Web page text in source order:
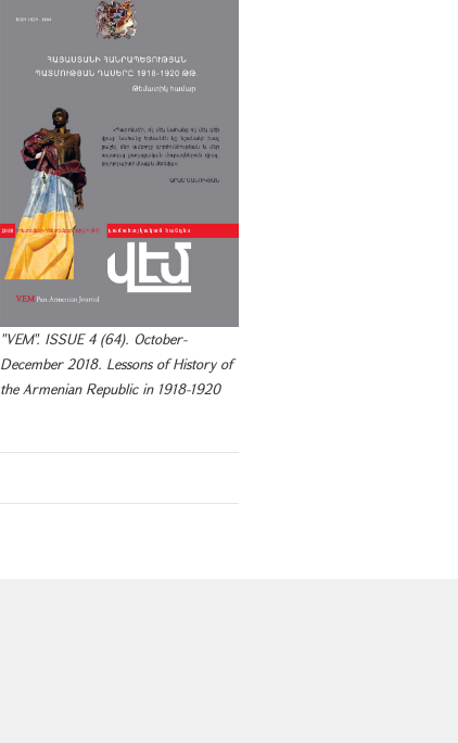
"VEM". ISSUE 4 (64). October-
December 2018. Lessons of History of
the Armenian Republic in 1918-1920